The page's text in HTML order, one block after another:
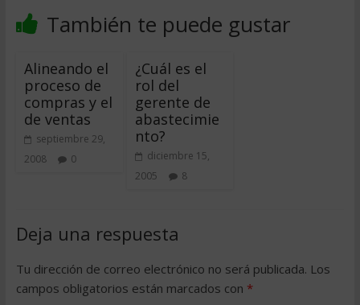
También te puede gustar
Alineando el
proceso de
compras y el
de ventas
septiembre 29,
2008
0
¿Cuál es el
rol del
gerente de
abastecimie
nto?
diciembre 15,
2005
8
Deja una respuesta
Tu dirección de correo electrónico no será publicada. Los
campos obligatorios están marcados con *